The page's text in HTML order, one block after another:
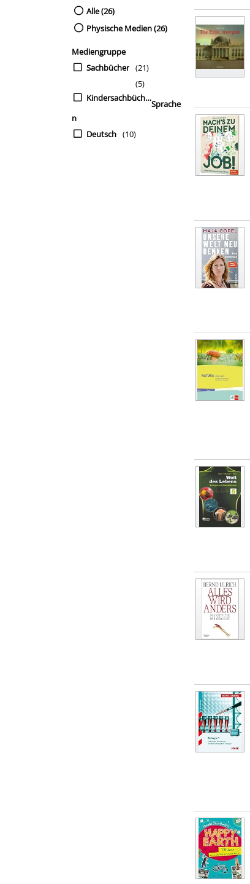
Alle (26)
Physische Medien (26)
Mediengruppe
Sachbücher (21)
Kindersachbücher
(5)
Sprache
n
Deutsch (10)